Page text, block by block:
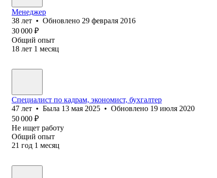
Менеджер
38 лет • Обновлено 29 февраля 2016
30 000 ₽
Общий опыт
18 лет 1 месяц
Специалист по кадрам, экономист, бухгалтер
47 лет • Была 13 мая 2025 • Обновлено 19 июля 2020
50 000 ₽
Не ищет работу
Общий опыт
21 год 1 месяц